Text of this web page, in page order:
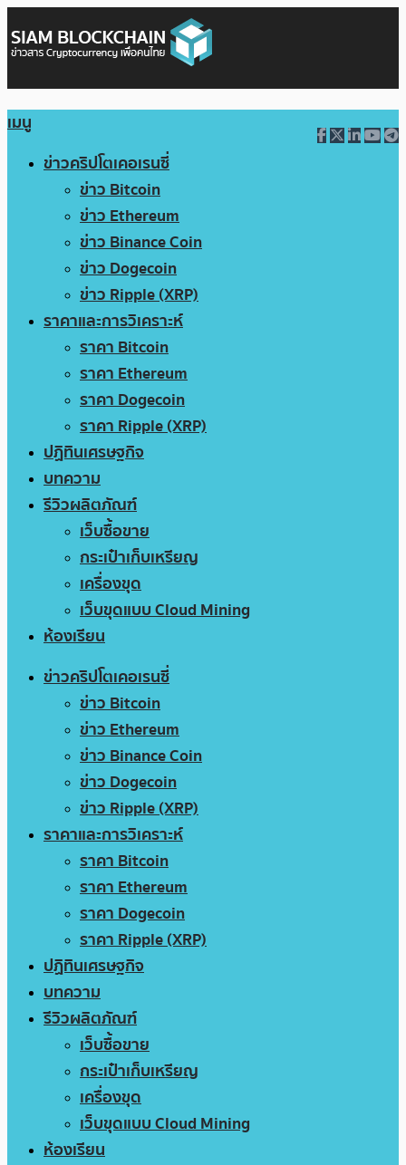
เมนู
ข่าวคริปโตเคอเรนซี่
ข่าว Bitcoin
ข่าว Ethereum
ข่าว Binance Coin
ข่าว Dogecoin
ข่าว Ripple (XRP)
ราคาและการวิเคราะห์
ราคา Bitcoin
ราคา Ethereum
ราคา Dogecoin
ราคา Ripple (XRP)
ปฏิทินเศรษฐกิจ
บทความ
รีวิวผลิตภัณฑ์
เว็บซื้อขาย
กระเป๋าเก็บเหรียญ
เครื่องขุด
เว็บขุดแบบ Cloud Mining
ห้องเรียน
ข่าวคริปโตเคอเรนซี่
ข่าว Bitcoin
ข่าว Ethereum
ข่าว Binance Coin
ข่าว Dogecoin
ข่าว Ripple (XRP)
ราคาและการวิเคราะห์
ราคา Bitcoin
ราคา Ethereum
ราคา Dogecoin
ราคา Ripple (XRP)
ปฏิทินเศรษฐกิจ
บทความ
รีวิวผลิตภัณฑ์
เว็บซื้อขาย
กระเป๋าเก็บเหรียญ
เครื่องขุด
เว็บขุดแบบ Cloud Mining
ห้องเรียน